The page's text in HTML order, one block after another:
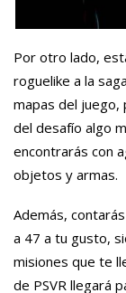
Por otro lado,
roguelike a la
mapas del juego,
del desafío algo
encontrarás con
objetos y armas.
Además,
a 47 a tu gusto,
misiones que te
de PSVR llegará